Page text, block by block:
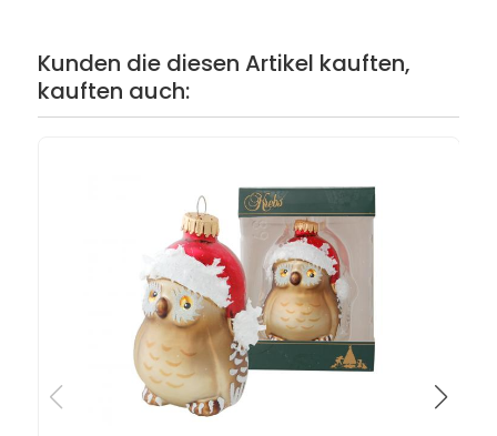
Kunden die diesen Artikel kauften,
kauften auch: